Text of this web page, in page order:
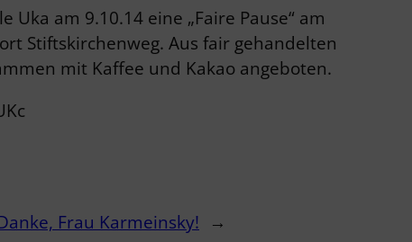
am 9.10.14 eine „Faire Pause“ am
Stiftskirchenweg. Aus fair gehandelten
mit Kaffee und Kakao angeboten.
Frau Karmeinsky! →